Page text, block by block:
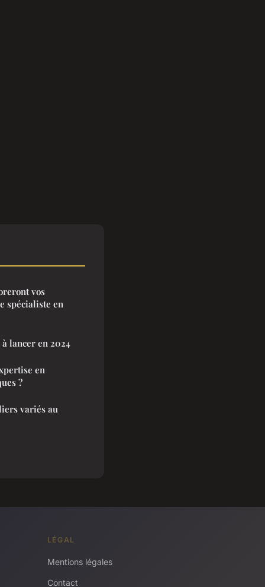
vos
spécialiste en
lancer en 2024
en
?
variés au
LÉGAL
Mentions légales
Contact